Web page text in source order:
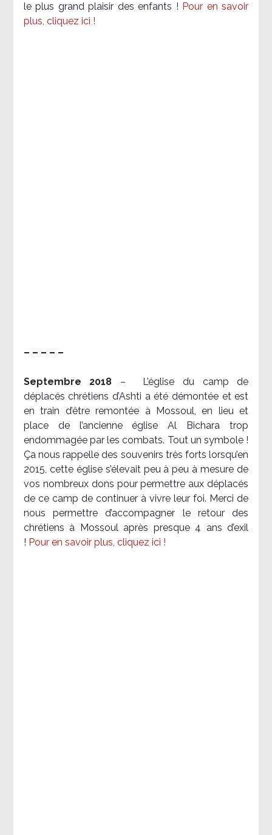
le plus grand plaisir des enfants ! Pour en savoir
plus, cliquez ici !
– – – – –
Septembre 2018 –
L’église du camp de
déplacés chrétiens d’Ashti a été démontée et est
en train d’être remontée à Mossoul, en lieu et
place de l’ancienne église Al Bichara trop
endommagée par les combats. Tout un symbole !
Ça nous rappelle des souvenirs très forts lorsqu’en
2015, cette église s’élevait peu à peu à mesure de
vos nombreux dons pour permettre aux déplacés
de ce camp de continuer à vivre leur foi. Merci de
nous permettre d’accompagner le retour des
chrétiens à Mossoul après presque 4 ans d’exil
! Pour en savoir plus, cliquez ici !